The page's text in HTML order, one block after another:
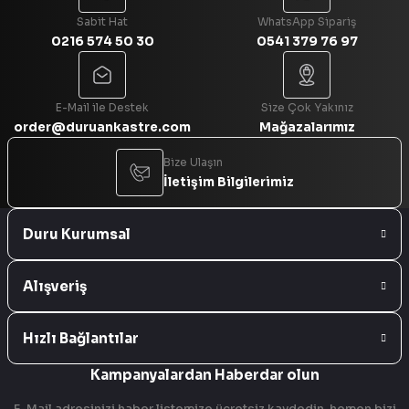
Sabit Hat
0216 574 50 30
WhatsApp Sipariş
0541 379 76 97
E-Mail ile Destek
order@duruankastre.com
Size Çok Yakınız
Mağazalarımız
Bize Ulaşın
İletişim Bilgilerimiz
Duru Kurumsal
Alışveriş
Hızlı Bağlantılar
Kampanyalardan Haberdar olun